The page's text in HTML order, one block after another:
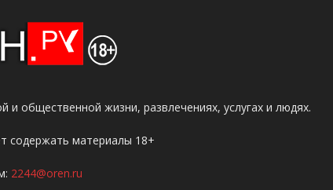
общественной жизни, развлечениях, услугах и людях.
содержать материалы 18+
2244@oren.ru